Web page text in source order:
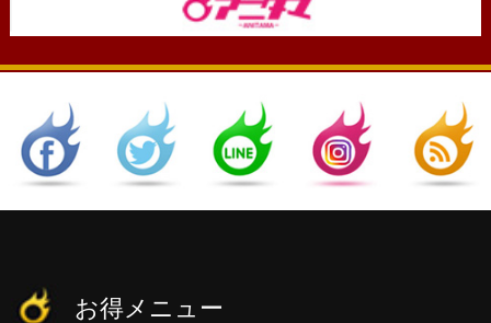
お得メニュー